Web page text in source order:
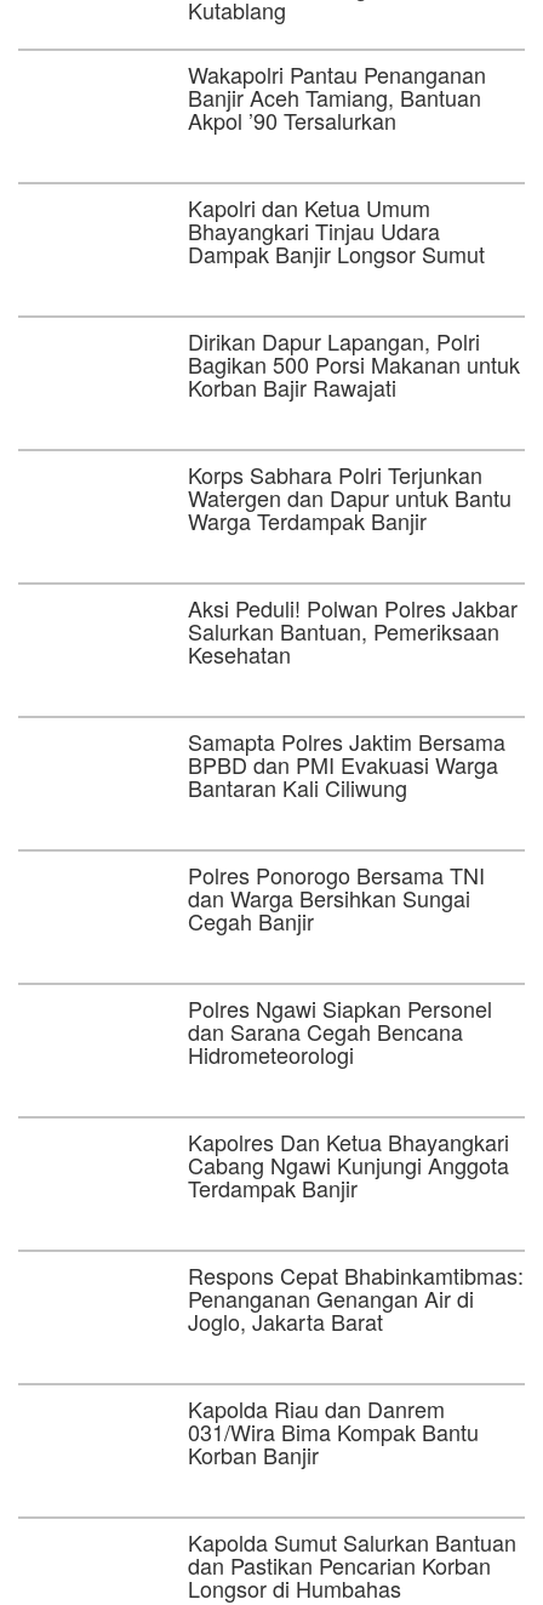
Kutablang
Wakapolri Pantau Penanganan
Banjir Aceh Tamiang, Bantuan
Akpol ’90 Tersalurkan
Kapolri dan Ketua Umum
Bhayangkari Tinjau Udara
Dampak Banjir Longsor Sumut
Dirikan Dapur Lapangan, Polri
Bagikan 500 Porsi Makanan untuk
Korban Bajir Rawajati
Korps Sabhara Polri Terjunkan
Watergen dan Dapur untuk Bantu
Warga Terdampak Banjir
Aksi Peduli! Polwan Polres Jakbar
Salurkan Bantuan, Pemeriksaan
Kesehatan
Samapta Polres Jaktim Bersama
BPBD dan PMI Evakuasi Warga
Bantaran Kali Ciliwung
Polres Ponorogo Bersama TNI
dan Warga Bersihkan Sungai
Cegah Banjir
Polres Ngawi Siapkan Personel
dan Sarana Cegah Bencana
Hidrometeorologi
Kapolres Dan Ketua Bhayangkari
Cabang Ngawi Kunjungi Anggota
Terdampak Banjir
Respons Cepat Bhabinkamtibmas:
Penanganan Genangan Air di
Joglo, Jakarta Barat
Kapolda Riau dan Danrem
031/Wira Bima Kompak Bantu
Korban Banjir
Kapolda Sumut Salurkan Bantuan
dan Pastikan Pencarian Korban
Longsor di Humbahas